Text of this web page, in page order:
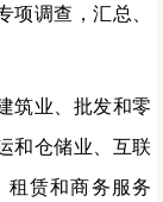
项调查，汇总、
筑业、批发和零
和仓储业、互联
租赁和商务服务